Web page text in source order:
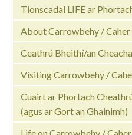
Tionscadal LIFE ar
About Carrowbehy / Caher
Ceathrú Bheithí/an
Visiting Carrowbehy /
Cuairt ar Phortach
(agus ar Gort an Ghainimh)
Life on Carrowbehy /